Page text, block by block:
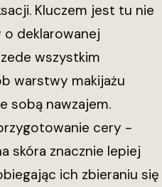
Kluczem jest tu nie
deklarowanej
wszystkim
warstwy makijażu
sobą nawzajem.
cery -
skóra znacznie lepiej
ich zbieraniu się